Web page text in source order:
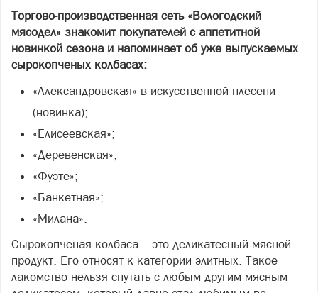
Торгово-производственная сеть «Вологодский
мясодел» знакомит покупателей с аппетитной
новинкой сезона и напоминает об уже выпускаемых
сырокопченых колбасах:
«Александровская» в искусственной плесени
(новинка);
«Елисеевская»;
«Деревенская»;
«Фуэте»;
«Банкетная»;
«Милана».
Сырокопченая колбаса – это деликатесный мясной
продукт. Его относят к категории элитных. Такое
лакомство нельзя спутать с любым другим мясным